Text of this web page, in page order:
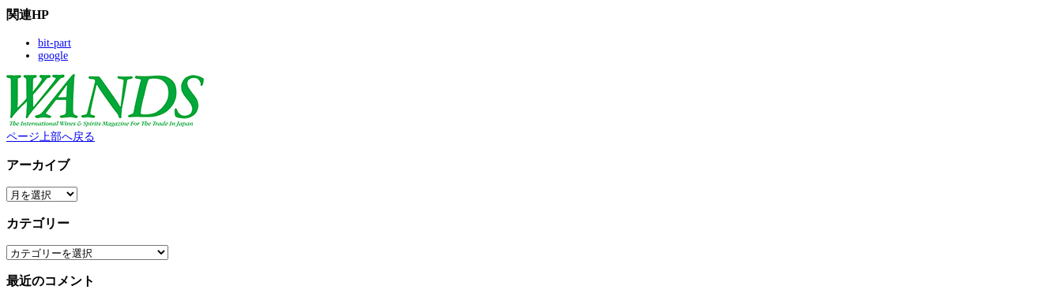
関連HP
bit-part
google
ページ上部へ戻る
アーカイブ
ア
カ
ブ
カテゴリー
カ
ゴ
最近のコメント